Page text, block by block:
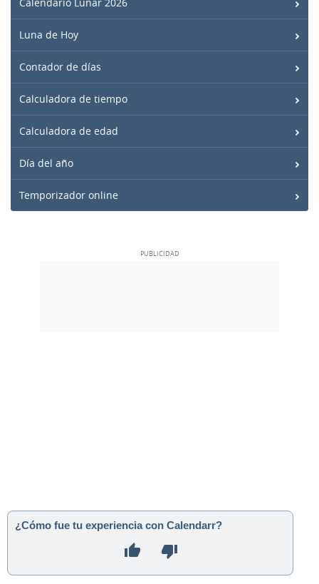
Calendario Lunar 2026
Luna de Hoy
Contador de días
Calculadora de tiempo
Calculadora de edad
Día del año
Temporizador online
¿Cómo fue tu experiencia con Calendarr?